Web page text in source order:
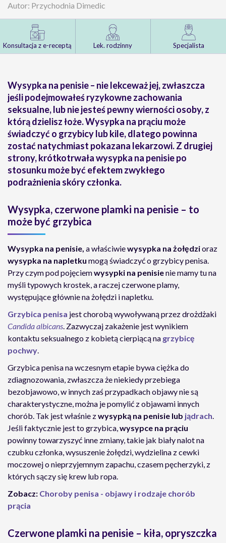
Autor: Przychodnia Dimedic
Konsultacja z e-receptą Lek. rodzinny Specjalista
Wysypka na penisie – nie lekceważ jej, zwłaszcza
jeśli podejmowałeś ryzykowne zachowania
seksualne, lub nie jesteś pewny wierności osoby, z
którą dzielisz łoże. Wysypka na prąciu może
świadczyć o grzybicy lub kile, dlatego powinna
zostać natychmiast pokazana lekarzowi. Z drugiej
strony, krótkotrwała wysypka na penisie po
stosunku może być efektem zwykłego
podrażnienia skóry członka.
Wysypka, czerwone plamki na penisie – to
może być grzybica
Wysypka na penisie, a właściwiewysypka na żołędzioraz
wysypka na napletku mogą świadczyć o grzybicy penisa.
Przy czym pod pojęciemwysypki na penisienie mamy tu na
myśli typowych krostek, a raczej czerwone plamy,
występujące głównie na żołędzi i napletku.
Grzybica penisa jest chorobą wywoływaną przez drożdżaki
Candida albicans. Zazwyczaj zakażenie jest wynikiem
kontaktu seksualnego z kobietą cierpiącą na grzybicę
pochwy.
Grzybica penisa na wczesnym etapie bywa ciężka do
zdiagnozowania, zwłaszcza że niekiedy przebiega
bezobjawowo, w innych zaś przypadkach objawy nie są
charakterystyczne, można je pomylić z objawami innych
chorób. Tak jest właśnie zwysypką na penisie lub jądrach.
Jeśli faktycznie jest to grzybica,wysypce na prąciu
powinny towarzyszyć inne zmiany, takie jak biały nalot na
czubku członka, wysuszenie żołędzi, wydzielina z cewki
moczowej o nieprzyjemnym zapachu, czasem pęcherzyki, z
których sączy się krew lub ropa.
Zobacz: Choroby penisa - objawy i rodzaje chorób
prącia
Czerwone plamki na penisie – kiła, opryszczka